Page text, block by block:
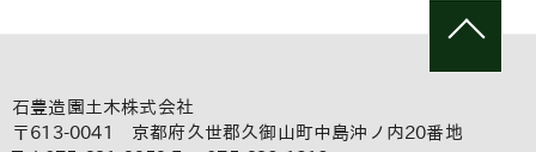
石豊造園土木株式会社
〒613-0041 京都府久世郡久御山町中島沖ノ内20番地